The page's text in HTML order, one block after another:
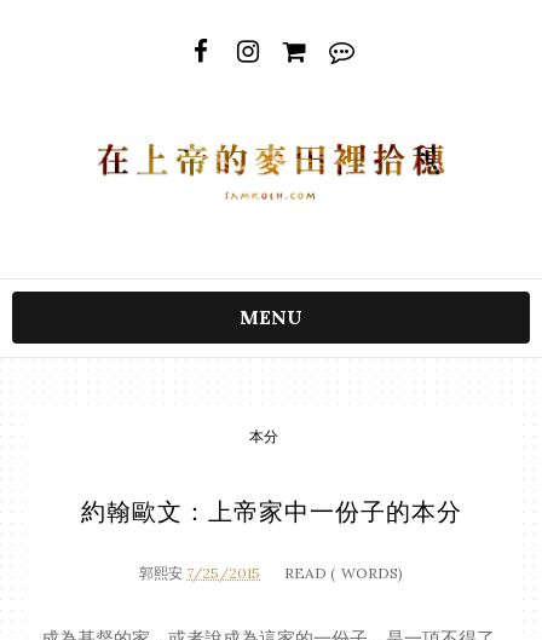
MENU
本分
約翰歐文：上帝家中一份子的本分
郭熙安 7/25/2015 READ ( WORDS)